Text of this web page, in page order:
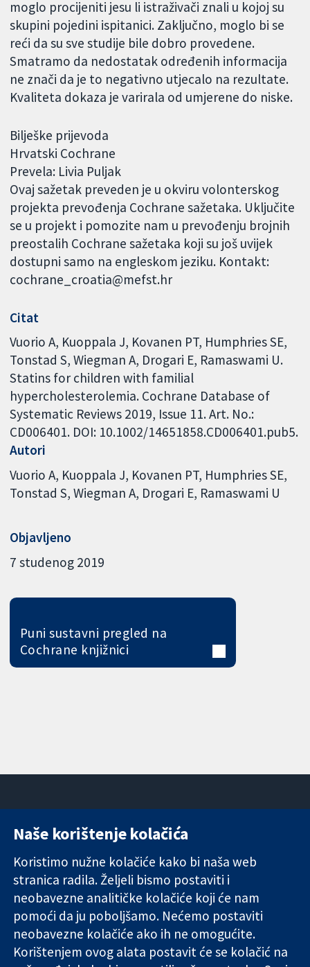
moglo procijeniti jesu li istraživači znali u kojoj su
skupini pojedini ispitanici. Zaključno, moglo bi se
reći da su sve studije bile dobro provedene.
Smatramo da nedostatak određenih informacija
ne znači da je to negativno utjecalo na rezultate.
Kvaliteta dokaza je varirala od umjerene do niske.
Bilješke prijevoda
Hrvatski Cochrane
Prevela: Livia Puljak
Ovaj sažetak preveden je u okviru volonterskog
projekta prevođenja Cochrane sažetaka. Uključite
se u projekt i pomozite nam u prevođenju brojnih
preostalih Cochrane sažetaka koji su još uvijek
dostupni samo na engleskom jeziku. Kontakt:
cochrane_croatia@mefst.hr
Citat
Vuorio A, Kuoppala J, Kovanen PT, Humphries SE,
Tonstad S, Wiegman A, Drogari E, Ramaswami U.
Statins for children with familial
hypercholesterolemia. Cochrane Database of
Systematic Reviews 2019, Issue 11. Art. No.:
CD006401. DOI: 10.1002/14651858.CD006401.pub5.
Autori
Vuorio A Kuoppala J Kovanen PT Humphries SE
Tonstad S Wiegman A Drogari E Ramaswami U
Objavljeno
7 studenog 2019
Puni sustavni pregled na
Cochrane knjižnici
Pouzdani dokazi.
Utemeljeni
dokazi.
Bolje zdravlje.
11-13 Cavendish
London
W1G 0AN
Ujedinjeno
Kraljevstvo
Novosti
medije
O nama
Poslovi
Cochrane
Library
Naše korištenje kolačića
Koristimo nužne kolačiće kako bi naša web
stranica radila. Željeli bismo postaviti i
neobavezne analitičke kolačiće koji će nam
pomoći da ju poboljšamo. Nećemo postaviti
neobavezne kolačiće ako ih ne omogućite.
Korištenjem ovog alata postavit će se kolačić na